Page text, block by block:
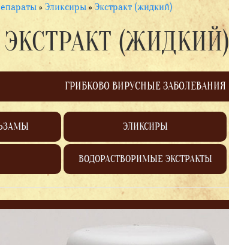
» Эликсиры » Экстракт (жидкий)
(ЖИДКИЙ)
ГРИБКОВО ВИРУСНЫЕ ЗАБОЛЕВАНИЯ
ЭЛИКСИРЫ
ВОДОРАСТВОРИМЫЕ ЭКСТРАКТЫ